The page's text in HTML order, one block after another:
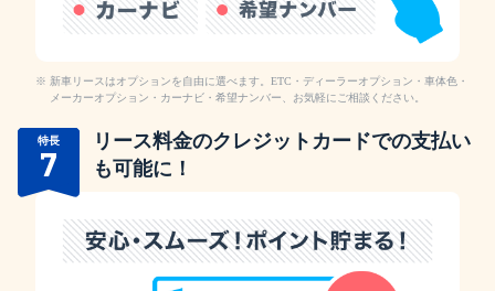
新車リースはオプションを自由に選べます。ETC・ディーラーオプション・車体色・
メーカーオプション・カーナビ・希望ナンバー、お気軽にご相談ください。
特長
7
リース料金のクレジットカードでの支払い
も可能に！